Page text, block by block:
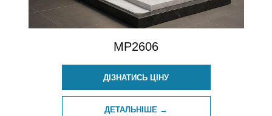
MP2606
ДІЗНАТИСЬ ЦІНУ
ДЕТАЛЬНІШЕ →